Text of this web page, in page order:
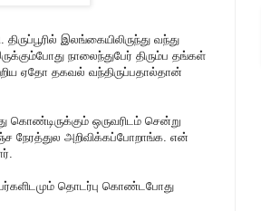
இலங்கையிலிருந்து வந்து
நாலைந்துபேர் திரும்ப தங்கள்
ஏதோ தகவல் வந்திருப்பதால்தான்
கொண்டிருக்கும் ஒருவரிடம் சென்று
நேரத்துல அறிவிக்கப்போறாங்க. என்
தொடர்பு கொண்டபோது